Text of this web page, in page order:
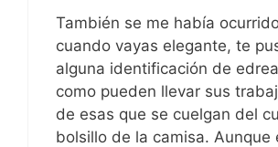
También se me había
cuando vayas elegante, te
alguna identificación de
como pueden llevar sus
de esas que se cuelgan del
bolsillo de la camisa. Aunque